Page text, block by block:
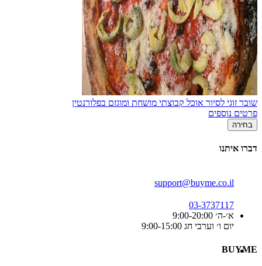
שובר זוגי לסיור אוכל קבוצתי מושחת ומוגזם בפלורנטין
פרטים נוספים
בחירה
דברו איתנו
support@buyme.co.il
03-3737117
א׳-ה׳ 9:00-20:00
יום ו׳ וערבי חג 9:00-15:00
BUYME